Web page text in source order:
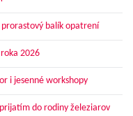
prorastový balík opatrení
2026
i jesenné workshopy
do rodiny železiarov